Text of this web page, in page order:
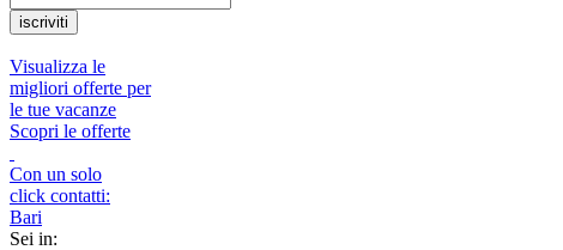
Visualizza le
migliori offerte per
le tue vacanze
Scopri le offerte
Con un solo
click contatti:
Bari
Sei in: